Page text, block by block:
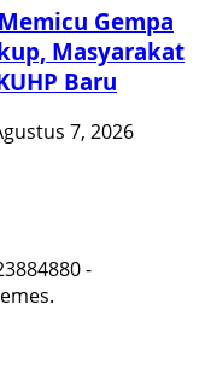
Gempa
Masyarakat
Baru
7, 2026
-